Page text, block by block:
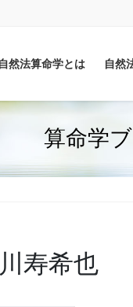
自然法算命学とは 自然
算命学
寿希也